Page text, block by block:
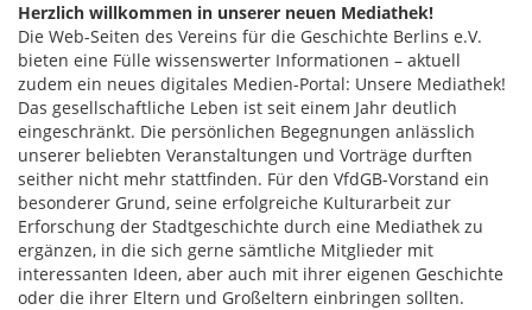
Herzlich willkommen in unserer neuen Mediathek!
Die Web-Seiten des Vereins für die Geschichte Berlins e.V.
bieten eine Fülle wissenswerter Informationen – aktuell
zudem ein neues digitales Medien-Portal: Unsere Mediathek!
Das gesellschaftliche Leben ist seit einem Jahr deutlich
eingeschränkt. Die persönlichen Begegnungen anlässlich
unserer beliebten Veranstaltungen und Vorträge durften
seither nicht mehr stattfinden. Für den VfdGB-Vorstand ein
besonderer Grund, seine erfolgreiche Kulturarbeit zur
Erforschung der Stadtgeschichte durch eine Mediathek zu
ergänzen, in die sich gerne sämtliche Mitglieder mit
interessanten Ideen, aber auch mit ihrer eigenen Geschichte
oder die ihrer Eltern und Großeltern einbringen sollten.